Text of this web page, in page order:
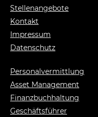
Stellenangebote
Kontakt
Impressum
Datenschutz
Personalvermittlung
Asset Management
Finanzbuchhaltung
Geschäftsführer